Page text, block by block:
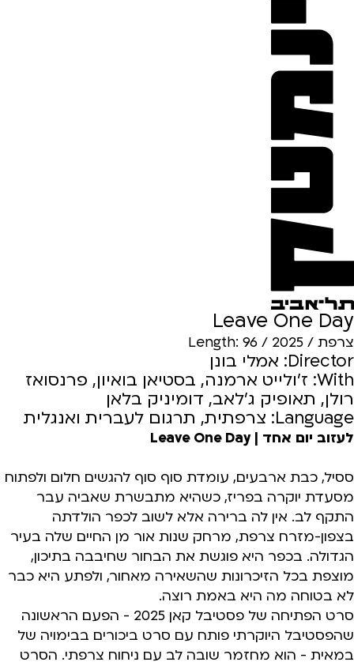
Leave One Day
צרפת / 2025 / Length: 96
Director: אמלי בונן
With: ז'ולייט ארמנה, בסטיאן בואיון, פרנסואז
רולן, תאופיק ג'לאב, דומיניק בלאן
Language: צרפתית, תרגום לעברית ואנגלית
לעזוב יום אחד | Leave One Day
ססיל, כבת ארבעים, עומדת סוף סוף להגשים חלום ולפתוח
מסעדת יוקרה בפריז, כשהיא מתבשרת שאביה עבר
התקף לב. אין לה ברירה אלא לשוב לכפר הולדתה
בצפון-מזרח צרפת, מרחק שנות אור מן החיים שלה בעיר
הגדולה. בכפר היא פוגשת את הבחור שחיבבה בתיכון,
מוצפת בכל הזיכרונות שהשאירה מאחור, ולפתע היא כבר
לא בטוחה מה היא באמת רוצה.
סרט הפתיחה של פסטיבל קאן 2025 - הפעם הראשונה
שהפסטיבל היוקרתי פותח עם סרט ביכורים בבימויה של
במאית - הוא מחזמר שובה לב עם ניחוח צרפתי. הסרט